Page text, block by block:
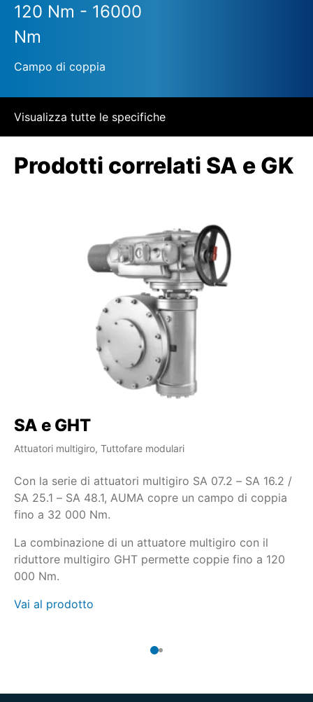
120 Nm - 16000
Nm
Campo di coppia
Visualizza tutte le specifiche
Prodotti correlati SA e GK
SA e GHT
Attuatori multigiro, Tuttofare modulari
Con la serie di attuatori multigiro SA 07.2 – SA 16.2 /
SA 25.1 – SA 48.1, AUMA copre un campo di coppia
fino a 32 000 Nm.
La combinazione di un attuatore multigiro con il
riduttore multigiro GHT permette coppie fino a 120
000 Nm.
Vai al prodotto